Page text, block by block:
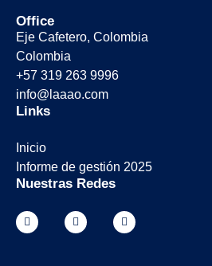
Office
Eje Cafetero, Colombia
Colombia
+57 319 263 9996
info@laaao.com
Links
Inicio
Informe de gestión 2025
Nuestras Redes